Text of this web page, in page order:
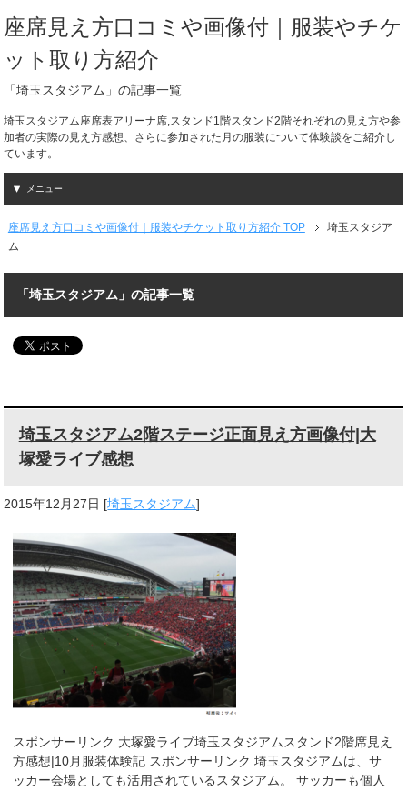
座席見え方口コミや画像付｜服装やチケ
ット取り方紹介
「埼玉スタジアム」の記事一覧
埼玉スタジアム座席表アリーナ席,スタンド1階スタンド2階それぞれの見え方や参
加者の実際の見え方感想、さらに参加された月の服装について体験談をご紹介し
ています。
メニュー
座席見え方口コミや画像付｜服装やチケット取り方紹介 TOP
埼玉スタジア
ム
「埼玉スタジアム」の記事一覧
埼玉スタジアム2階ステージ正面見え方画像付|大
塚愛ライブ感想
2015年12月27日 [埼玉スタジアム]
スポンサーリンク 大塚愛ライブ埼玉スタジアムスタンド2階席見え
方感想|10月服装体験記 スポンサーリンク 埼玉スタジアムは、サ
ッカー会場としても活用されているスタジアム。 サッカーも個人